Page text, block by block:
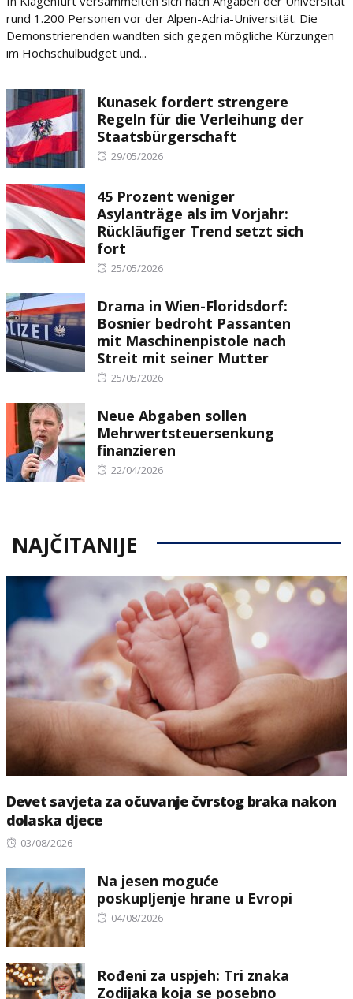
rund 1.200 Personen vor der Alpen-Adria-Universität. Die
Demonstrierenden wandten sich gegen mögliche Kürzungen
im Hochschulbudget und...
Kunasek fordert strengere
Regeln für die Verleihung der
Staatsbürgerschaft
Posted
29/05/2026
45 Prozent weniger
Asylanträge als im Vorjahr:
Rückläufiger Trend setzt sich
fort
Posted
25/05/2026
Drama in Wien-Floridsdorf:
Bosnier bedroht Passanten
mit Maschinenpistole nach
Streit mit seiner Mutter
Posted
25/05/2026
Neue Abgaben sollen
Mehrwertsteuersenkung
finanzieren
Posted
22/04/2026
NAJČITANIJE
Devet savjeta za očuvanje čvrstog braka nakon
dolaska djece
Posted
03/08/2026
Na jesen moguće
poskupljenje hrane u Evropi
Posted
04/08/2026
Rođeni za uspjeh: Tri znaka
Zodijaka koja se posebno